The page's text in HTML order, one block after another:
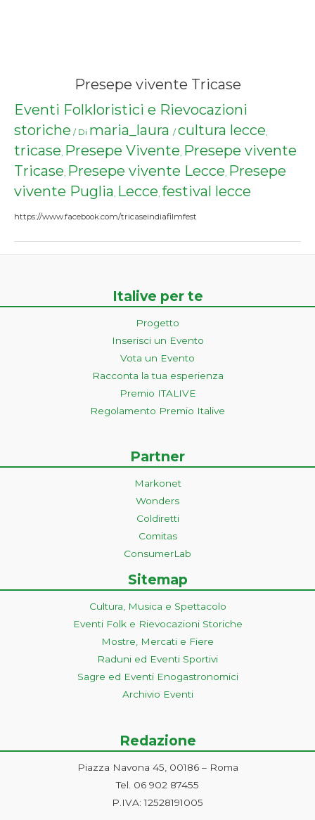
Presepe vivente Tricase
Eventi Folkloristici e Rievocazioni
storiche / Di maria_laura /cultura lecce,
tricase, Presepe Vivente, Presepe vivente
Tricase, Presepe vivente Lecce, Presepe
vivente Puglia, Lecce, festival lecce
https://www.facebook.com/tricaseindiafilmfest
Italive per te
Progetto
Inserisci un Evento
Vota un Evento
Racconta la tua esperienza
Premio ITALIVE
Regolamento Premio Italive
Partner
Markonet
Wonders
Coldiretti
Comitas
ConsumerLab
Sitemap
Cultura, Musica e Spettacolo
Eventi Folk e Rievocazioni Storiche
Mostre, Mercati e Fiere
Raduni ed Eventi Sportivi
Sagre ed Eventi Enogastronomici
Archivio Eventi
Redazione
Piazza Navona 45, 00186 – Roma
Tel. 06 902 87455
P.IVA: 12528191005